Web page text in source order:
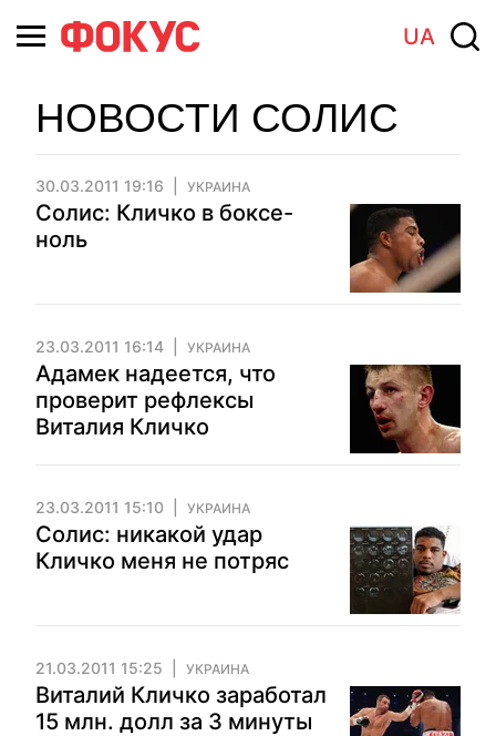
UA
НОВОСТИ СОЛИС
30.03.2011 19:16 УКРАИНА
Солис: Кличко в боксе-
ноль
23.03.2011 16:14 УКРАИНА
Адамек надеется, что
проверит рефлексы
Виталия Кличко
23.03.2011 15:10 УКРАИНА
Солис: никакой удар
Кличко меня не потряс
21.03.2011 15:25 УКРАИНА
Виталий Кличко заработал
15 млн. долл за 3 минуты